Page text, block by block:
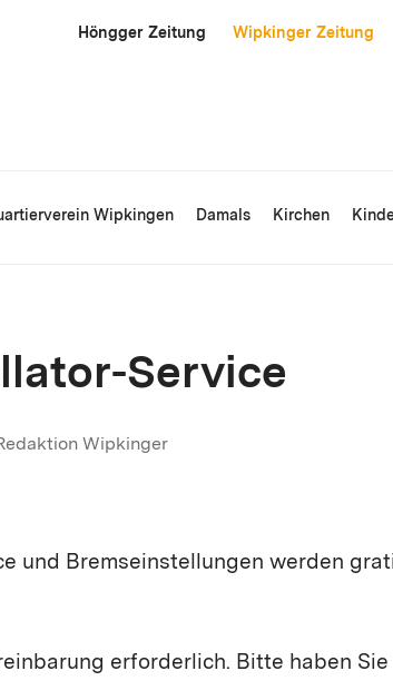
Höngger Zeitung Wipkinger Zeitung
Wipkingen Damals Kirchen
Service
Wipkinger
und Bremseinstellungen werden
erforderlich. Bitte haben